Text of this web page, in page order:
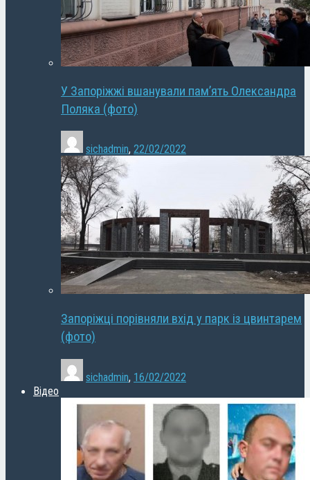
У Запоріжжі вшанували пам’ять Олександра
Поляка (фото)
sichadmin, 22/02/2022
Запоріжці порівняли вхід у парк із цвинтарем
(фото)
sichadmin, 16/02/2022
Відео